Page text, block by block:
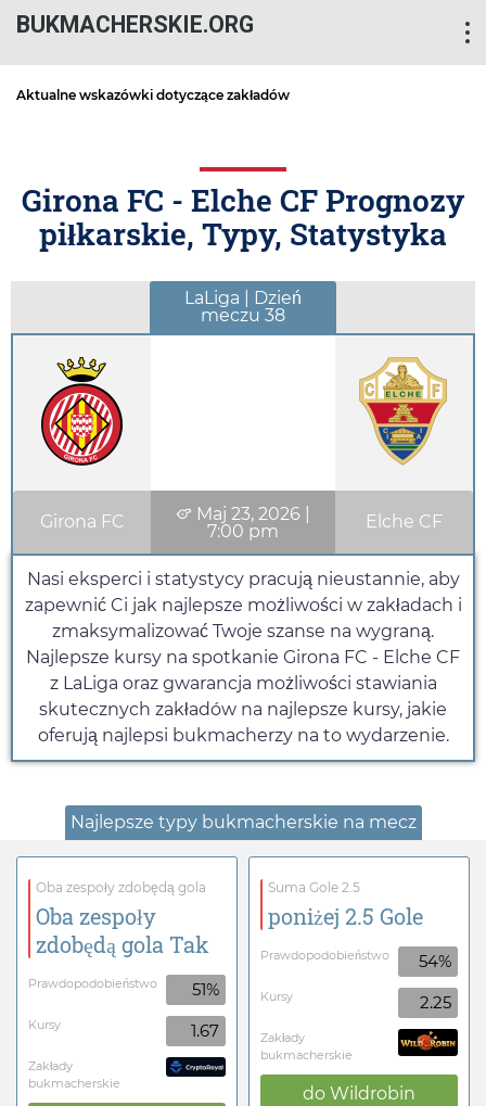
BUKMACHERSKIE.ORG
Aktualne wskazówki dotyczące zakładów
Girona FC - Elche CF Prognozy
piłkarskie, Typy, Statystyka
LaLiga | Dzień
meczu 38
Girona FC Maj 23, 2026
7:00 pm
Elche CF
Nasi eksperci i statystycy pracują nieustannie, aby
zapewnić Ci jak najlepsze możliwości w zakładach i
zmaksymalizować Twoje szanse na wygraną.
Najlepsze kursy na spotkanie Girona FC - Elche CF
z LaLiga oraz gwarancja możliwości stawiania
skutecznych zakładów na najlepsze kursy, jakie
oferują najlepsi bukmacherzy na to wydarzenie.
Najlepsze typy bukmacherskie na mecz
Oba zespoły zdobędą gola
Oba zespoły
zdobędą gola Tak
Prawdopodobieństwo 51%
Kursy 1.67
Zakłady
bukmacherskie
Suma Gole 2.5
poniżej 2.5 Gole
Prawdopodobieństwo 54%
Kursy 2.25
Zakłady
bukmacherskie
do Wildrobin